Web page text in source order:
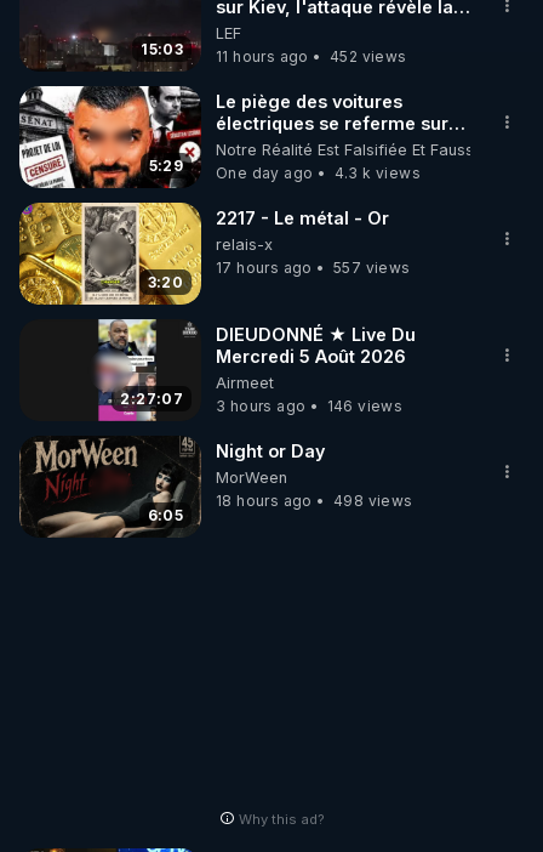
▶ 30 jours gratuit sur l’application de méditation et
de bien-être ENVOL :
Rendez-vous sur
https://www.envol.app/code
le code : REGENERE
15:03
sur Kiev, l'attaque révèle la
faiblesse de Kiev
LEF
11 hours ago
452 views
5:29
Le piège des voitures
électriques se referme sur
les usagers !
Notre Réalité Est Falsifiée Et Fausse
One day ago
4.3 k views
3:20
2217 - Le métal - Or
relais-x
17 hours ago
557 views
2:27:07
DIEUDONNÉ ★ Live Du
Mercredi 5 Août 2026
Airmeet
3 hours ago
146 views
6:05
Night or Day
MorWeen
18 hours ago
498 views
Why this ad?